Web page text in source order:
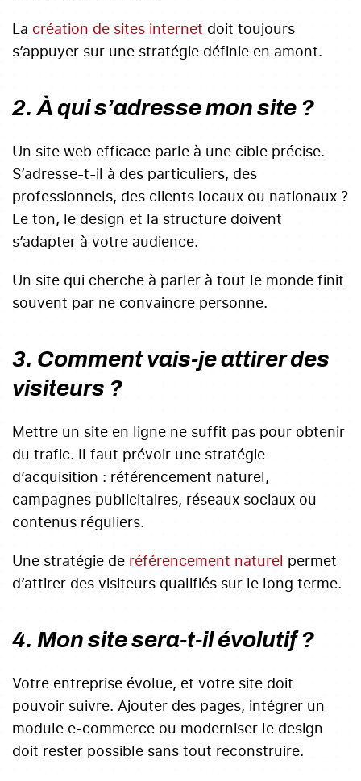
La création de sites internet doit toujours
s’appuyer sur une stratégie définie en amont.
2. À qui s’adresse mon site ?
Un site web efficace parle à une cible précise.
S’adresse-t-il à des particuliers, des
professionnels, des clients locaux ou nationaux ?
Le ton, le design et la structure doivent
s’adapter à votre audience.
Un site qui cherche à parler à tout le monde finit
souvent par ne convaincre personne.
3. Comment vais-je attirer des
visiteurs ?
Mettre un site en ligne ne suffit pas pour obtenir
du trafic. Il faut prévoir une stratégie
d’acquisition : référencement naturel,
campagnes publicitaires, réseaux sociaux ou
contenus réguliers.
Une stratégie de référencement naturel permet
d’attirer des visiteurs qualifiés sur le long terme.
4. Mon site sera-t-il évolutif ?
Votre entreprise évolue, et votre site doit
pouvoir suivre. Ajouter des pages, intégrer un
module e-commerce ou moderniser le design
doit rester possible sans tout reconstruire.